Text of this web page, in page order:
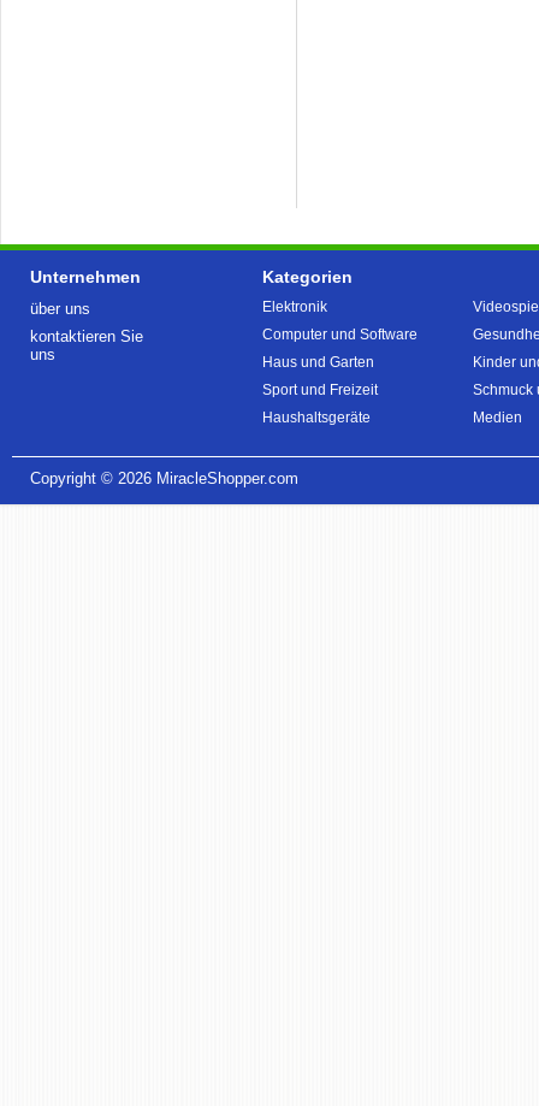
Unternehmen
über uns
kontaktieren Sie
uns
Kategorien
Elektronik
Computer und Software
Haus und Garten
Sport und Freizeit
Haushaltsgeräte
Kinder
Schmuck
Medien
Copyright © 2026 MiracleShopper.com